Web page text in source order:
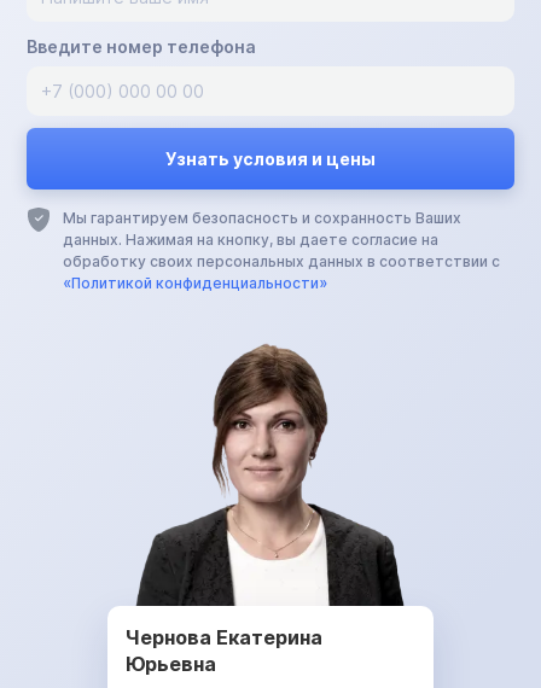
Введите номер телефона
Мы гарантируем безопасность и сохранность Ваших
данных. Нажимая на кнопку, вы даете согласие на
обработку своих персональных данных в соответствии с
«Политикой конфиденциальности»
Чернова Екатерина
Юрьевна